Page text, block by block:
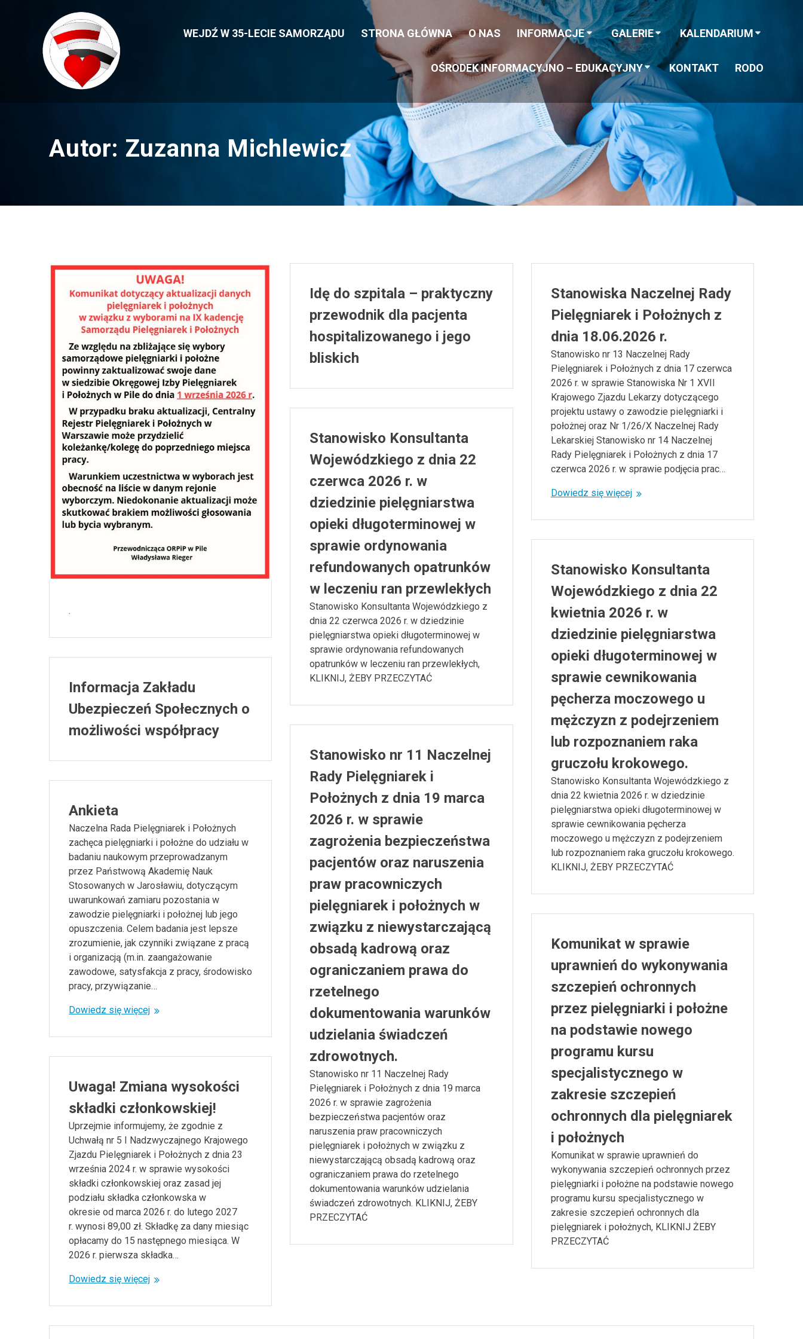
WEJDŹ W 35-LECIE SAMORZĄDU STRONA GŁÓWNA O NAS INFORMACJE GALERIE KALENDARIUM
OŚRODEK INFORMACYJNO – EDUKACYJNY KONTAKT RODO
Autor: Zuzanna Michlewicz
.
Idę do szpitala – praktyczny
przewodnik dla pacjenta
hospitalizowanego i jego
bliskich
Stanowiska Naczelnej Rady
Pielęgniarek i Położnych z
dnia 18.06.2026 r.
Stanowisko nr 13 Naczelnej Rady
Pielęgniarek i Położnych z dnia 17 czerwca
2026 r. w sprawie Stanowiska Nr 1 XVII
Krajowego Zjazdu Lekarzy dotyczącego
projektu ustawy o zawodzie pielęgniarki i
położnej oraz Nr 1/26/X Naczelnej Rady
Lekarskiej Stanowisko nr 14 Naczelnej
Rady Pielęgniarek i Położnych z dnia 17
czerwca 2026 r. w sprawie podjęcia prac…
Dowiedz się więcej
Stanowisko Konsultanta
Wojewódzkiego z dnia 22
czerwca 2026 r. w
dziedzinie pielęgniarstwa
opieki długoterminowej w
sprawie ordynowania
refundowanych opatrunków
w leczeniu ran przewlekłych
Stanowisko Konsultanta Wojewódzkiego z
dnia 22 czerwca 2026 r. w dziedzinie
pielęgniarstwa opieki długoterminowej w
sprawie ordynowania refundowanych
opatrunków w leczeniu ran przewlekłych,
KLIKNIJ, ŻEBY PRZECZYTAĆ
Stanowisko Konsultanta
Wojewódzkiego z dnia 22
kwietnia 2026 r. w
dziedzinie pielęgniarstwa
opieki długoterminowej w
sprawie cewnikowania
pęcherza moczowego u
mężczyzn z podejrzeniem
lub rozpoznaniem raka
gruczołu krokowego.
Stanowisko Konsultanta Wojewódzkiego z
dnia 22 kwietnia 2026 r. w dziedzinie
pielęgniarstwa opieki długoterminowej w
sprawie cewnikowania pęcherza
moczowego u mężczyzn z podejrzeniem
lub rozpoznaniem raka gruczołu krokowego.
KLIKNIJ, ŻEBY PRZECZYTAĆ
Informacja Zakładu
Ubezpieczeń Społecznych o
możliwości współpracy
Stanowisko nr 11 Naczelnej
Rady Pielęgniarek i
Położnych z dnia 19 marca
2026 r. w sprawie
zagrożenia bezpieczeństwa
pacjentów oraz naruszenia
praw pracowniczych
pielęgniarek i położnych w
związku z niewystarczającą
obsadą kadrową oraz
ograniczaniem prawa do
rzetelnego
dokumentowania warunków
udzielania świadczeń
zdrowotnych.
Stanowisko nr 11 Naczelnej Rady
Pielęgniarek i Położnych z dnia 19 marca
2026 r. w sprawie zagrożenia
bezpieczeństwa pacjentów oraz
naruszenia praw pracowniczych
pielęgniarek i położnych w związku z
niewystarczającą obsadą kadrową oraz
ograniczaniem prawa do rzetelnego
dokumentowania warunków udzielania
świadczeń zdrowotnych. KLIKNIJ, ŻEBY
PRZECZYTAĆ
Ankieta
Naczelna Rada Pielęgniarek i Położnych
zachęca pielęgniarki i położne do udziału w
badaniu naukowym przeprowadzanym
przez Państwową Akademię Nauk
Stosowanych w Jarosławiu, dotyczącym
uwarunkowań zamiaru pozostania w
zawodzie pielęgniarki i położnej lub jego
opuszczenia. Celem badania jest lepsze
zrozumienie, jak czynniki związane z pracą
i organizacją (m.in. zaangażowanie
zawodowe, satysfakcja z pracy, środowisko
pracy, przywiązanie…
Dowiedz się więcej
Komunikat w sprawie
uprawnień do wykonywania
szczepień ochronnych
przez pielęgniarki i położne
na podstawie nowego
programu kursu
specjalistycznego w
zakresie szczepień
ochronnych dla pielęgniarek
i położnych
Komunikat w sprawie uprawnień do
wykonywania szczepień ochronnych przez
pielęgniarki i położne na podstawie nowego
programu kursu specjalistycznego w
zakresie szczepień ochronnych dla
pielęgniarek i położnych, KLIKNIJ ŻEBY
PRZECZYTAĆ
Uwaga! Zmiana wysokości
składki członkowskiej!
Uprzejmie informujemy, że zgodnie z
Uchwałą nr 5 I Nadzwyczajnego Krajowego
Zjazdu Pielęgniarek i Położnych z dnia 23
września 2024 r. w sprawie wysokości
składki członkowskiej oraz zasad jej
podziału składka członkowska w
okresie od marca 2026 r. do lutego 2027
r. wynosi 89,00 zł. Składkę za dany miesiąc
opłacamy do 15 następnego miesiąca. W
2026 r. pierwsza składka…
Dowiedz się więcej